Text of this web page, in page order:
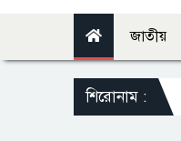
জাতীয়
শিরোনাম :